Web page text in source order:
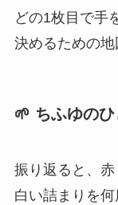
どの1枚目で手
決めるための地
🌱 ちふゆの
振り返ると、赤
白い詰まりを